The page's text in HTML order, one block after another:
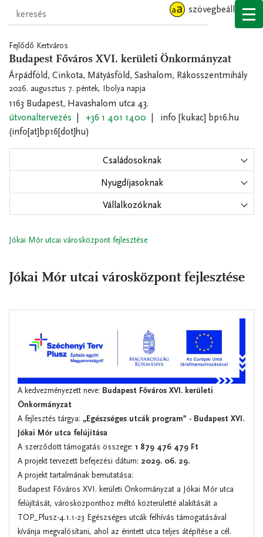
szövegbeállítások
Fejlődő Kertváros
Budapest Főváros XVI. kerületi Önkormányzat
Árpádföld, Cinkota, Mátyásföld, Sashalom, Rákosszentmihály
2026. augusztus 7. péntek, Ibolya napja
1163 Budapest, Havashalom utca 43.
útvonaltervezés
+36 1 401 1400 info [kukac] bp16.hu
(info[at]bp16[dot]hu)
Családosoknak
Nyugdíjasoknak
Vállalkozóknak
Jókai Mór utcai városközpont fejlesztése
Jókai Mór utcai városközpont fejlesztése
A kedvezményezett neve: Budapest Főváros XVI. kerületi
Önkormányzat
A fejlesztés tárgya: „Egészséges utcák program” - Budapest XVI.
Jókai Mór utca felújítása
A szerződött támogatás összege: 1 879 476 479 Ft
A projekt tervezett befejezési dátum: 2029. 06. 29.
A projekt tartalmának bemutatása:
Budapest Főváros XVI. kerületi Önkormányzat a Jókai Mór utca
felújítását, városközponthoz méltó közterületté alakítását a
TOP_Plusz-4.1.1-23 Egészséges utcák felhívás támogatásával
kívánja megvalósítani, ahol az érintett utca teljes átépítése a cél.